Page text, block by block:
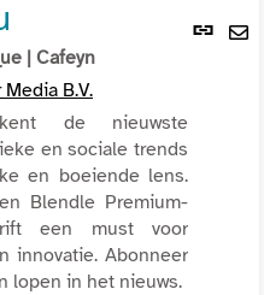
Lien
| Cafeyn
B.V.
de nieuwste
en sociale trends
en boeiende lens.
Blendle Premium-
een must voor
innovatie. Abonneer
lopen in het nieuws.